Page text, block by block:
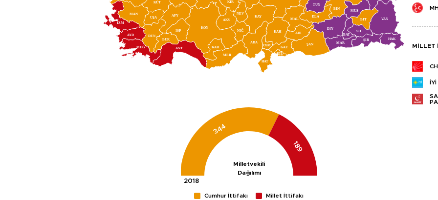
ADA
ADI
AFY
AKS
ANT
AYD BAT
BIN
BIT
BUR
DEN
DIY
ELA
GAZ
HAK
HAT
ISP
İZM
KAH
KAR
KAY
KIR
KIL
KON
KÜT
MAL
MAN
MAR
MER
MUĞ
MUŞ
NEV
NIĞ
OSM
SII
ŞAN
ŞIR
TUN
UŞA VAN
344
189
Milletvekili
Dağılımı
Cumhur İttifakı Millet İttifakı
MILLET
İYİ